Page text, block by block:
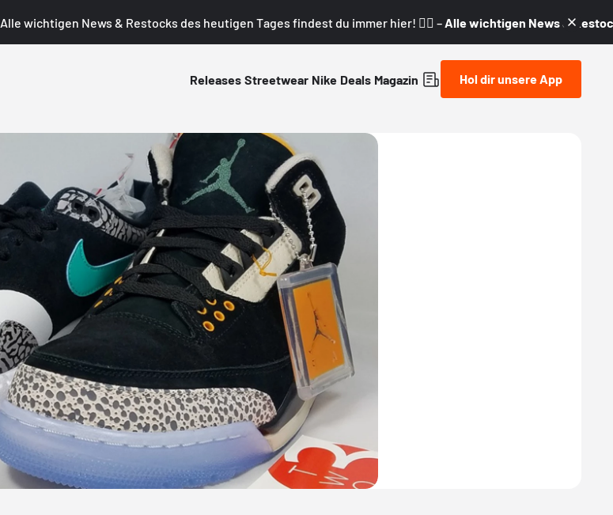
Alle wichtigen News & Restocks des heutigen Tages findest du immer hier! 👇🏼 – Alle wichtigen News &
Releases Streetwear Nike Deals Magazin Hol dir unsere App